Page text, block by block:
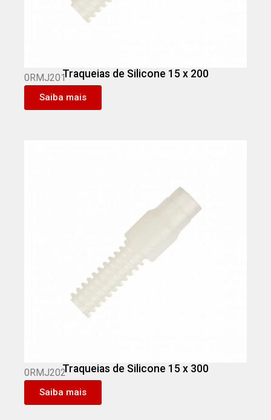
Traqueias de Silicone 15 x 200
0RMJ201
Saiba mais
Traqueias de Silicone 15 x 300
0RMJ202
Saiba mais